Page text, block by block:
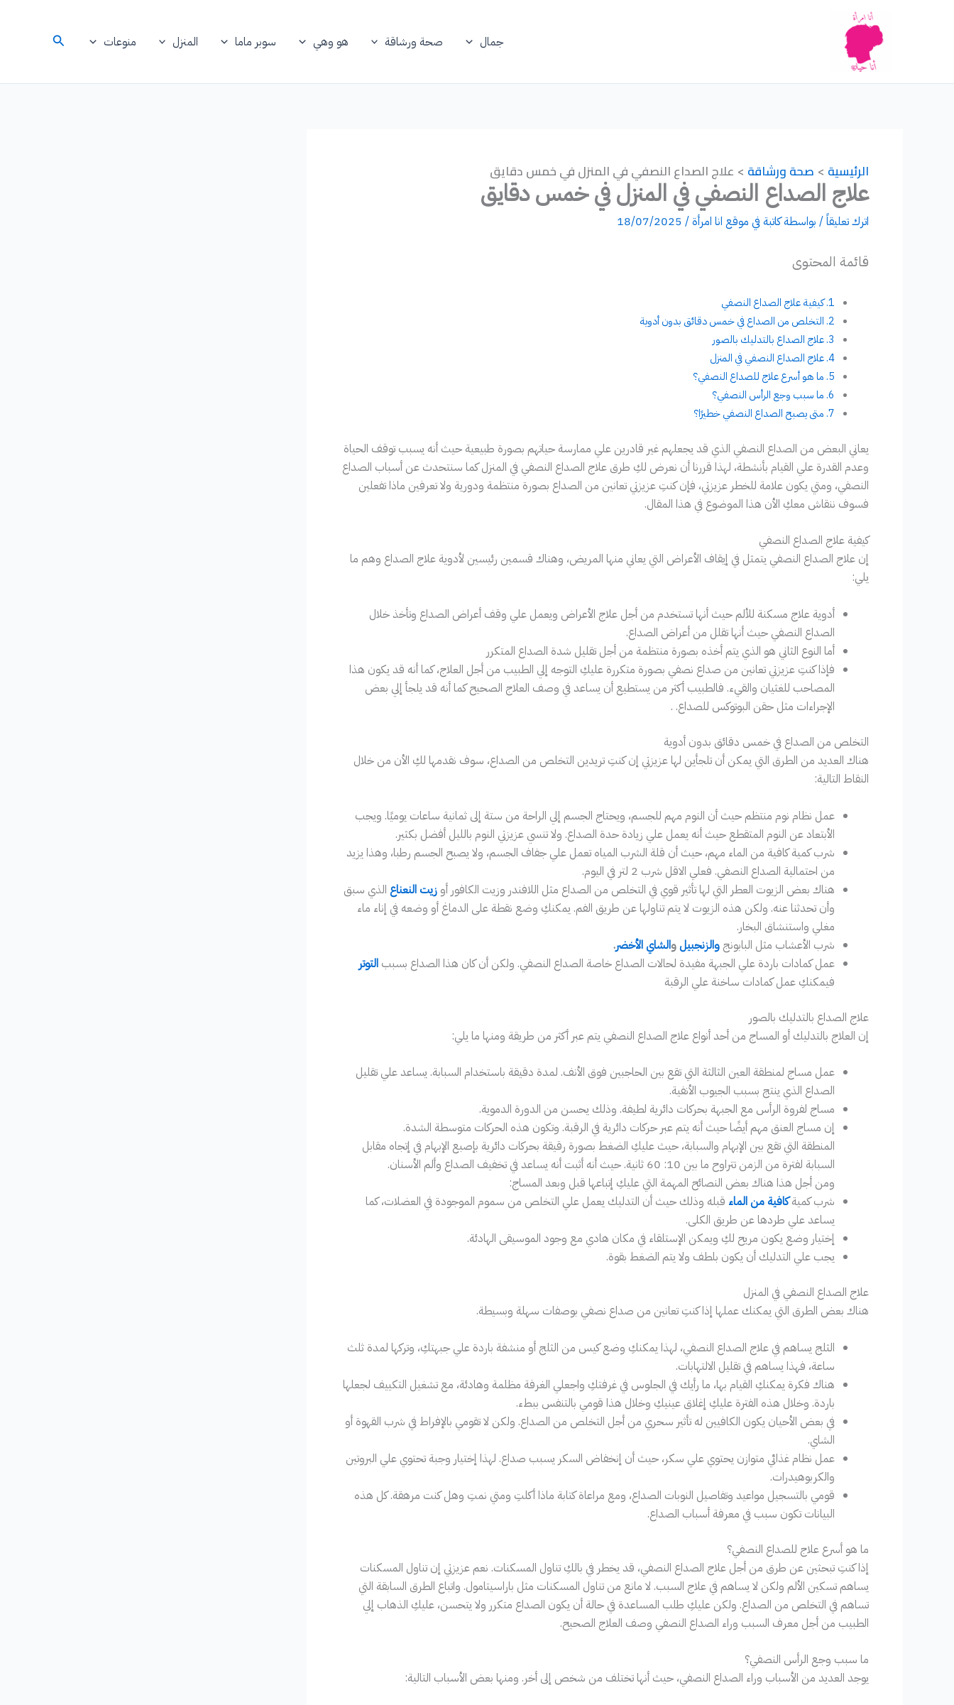
جمال صحة ورشاقة هو وهي سوبر ماما المنزل منوعات البحث
الرئيسية صحة ورشاقة علاج الصداع النصفي في المنزل في خمس دقايق
علاج الصداع النصفي في المنزل في خمس دقايق
اترك تعليقاً/ بواسطة كاتبة في موقع انا امرأة/
18/07/2025
قائمة المحتوى
كيفية علاج الصداع النصفي
التخلص من الصداع في خمس دقائق بدون أدوية
علاج الصداع بالتدليك بالصور
علاج الصداع النصفي في المنزل
ما هو أسرع علاج للصداع النصفي؟
ما سبب وجع الرأس النصفي؟
متى يصبح الصداع النصفي خطيرًا؟
يعاني البعض من الصداع النصفي الذي قد يجعلهم غير قادرين علي ممارسة حياتهم بصورة طبيعية حيث أنه يسبب توقف الحياة
وعدم القدرة علي القيام بأنشطة، لهذا قررنا أن نعرض لكِ طرق علاج الصداع النصفي في المنزل كما سنتحدث عن أسباب الصداع
النصفي، ومتي يكون علامة للخطر عزيزتي، فإن كنتِ عزيزتي تعانين من الصداع بصورة منتظمة ودورية ولا تعرفين ماذا تفعلين
فسوف ننقاش معكِ الأن هذا الموضوع في هذا المقال.
كيفية علاج الصداع النصفي
إن علاج الصداع النصفي يتمثل في إيقاف الأعراض التي يعاني منها المريض، وهناك قسمين رئيسين لأدوية علاج الصداع وهم ما
يلي:
أدوية علاج مسكنة للألم حيث أنها تستخدم من أجل علاج الأعراض ويعمل علي وقف أعراض الصداع وتأخذ خلال
الصداع النصفي حيث أنها تقلل من أعراض الصداع.
أما النوع الثاني هو الذي يتم أخذه بصورة منتظمة من أجل تقليل شدة الصداع المتكرر
فإذا كنتِ عزيزتي تعانين من صداع نصفي بصورة متكررة عليكِ التوجه إلي الطبيب من أجل العلاج، كما أنه قد يكون هذا
المصاحب للغثيان والقيء. فالطبيب أكثر من يستطيع أن يساعد في وصف العلاج الصحيح كما أنه قد يلجأ إلي بعض
الإجراءات مثل حقن البوتوكس للصداع. .
التخلص من الصداع في خمس دقائق بدون أدوية
هناك العديد من الطرق التي يمكن أن تلجأين لها عزيزتي إن كنتِ تريدين التخلص من الصداع، سوف نقدمها لكِ الأن من خلال
النقاط التالية:
عمل نظام نوم منتظم حيث أن النوم مهم للجسم، ويحتاج الجسم إلي الراحة من ستة إلى ثمانية ساعات يوميًا. ويجب
الأبتعاد عن النوم المتقطع حيث أنه يعمل علي زيادة حدة الصداع. ولا تنسي عزيزتي النوم بالليل أفضل بكثير.
شرب كمية كافية من الماء مهم، حيث أن قلة الشرب المياه تعمل علي جفاف الجسم، ولا يصبح الجسم رطبا، وهذا يزيد
من احتمالية الصداع النصفي. فعلي الاقل شرب 2 لتر في اليوم.
هناك بعض الزيوت العطر التي لها تأثير قوي في التخلص من الصداع مثل اللافندر وزيت الكافور أو زيت النعناع الذي سبق
وأن تحدثنا عنه. ولكن هذه الزيوت لا يتم تناولها عن طريق الفم. يمكنكِ وضع نقطة على الدماغ أو وضعه في إناء ماء
مغلي واستنشاق البخار.
شرب الأعشاب مثل البابونج والزنجبيلوالشاي الأخضر.
عمل كمادات باردة علي الجبهة مفيدة لحالات الصداع خاصة الصداع النصفي. ولكن أن كان هذا الصداع بسبب التوتر
فيمكنكِ عمل كمادات ساخنة علي الرقبة
علاج الصداع بالتدليك بالصور
إن العلاج بالتدليك أو المساج من أحد أنواع علاج الصداع النصفي يتم عبر أكثر من طريقة ومنها ما يلي:
عمل مساج لمنطقة العين الثالثة التي تقع بين الحاجبين فوق الأنف. لمدة دقيقة باستخدام السبابة. يساعد علي تقليل
الصداع الذي ينتج بسبب الجيوب الأنفية.
مساج لفروة الرأس مع الجبهة بحركات دائرية لطيفة. وذلك يحسن من الدورة الدموية.
إن مساج العنق مهم أيضًا حيث أنه يتم عبر حركات دائرية في الرقبة. وتكون هذه الحركات متوسطة الشدة.
المنطقة التي تقع بين الإبهام والسبابة، حيث عليكِ الضغط بصورة رقيقة بحركات دائرية بإصبع الإبهام في إتجاه مقابل
السبابة لفترة من الزمن تتراوح ما بين 10: 60 ثانية. حيث أنه أثبت أنه يساعد في تخفيف الصداع وألم الأسنان.
ومن أجل هذا هناك بعض النصائح المهمة التي عليكِ إتباعها قبل وبعد المساج:
شرب كميةكافية من الماء قبله وذلك حيث أن التدليك يعمل علي التخلص من سموم الموجودة في العضلات، كما
يساعد علي طردها عن طريق الكلى.
إختيار وضع يكون مريح لكِ ويمكن الإستلقاء في مكان هادي مع وجود الموسيقى الهادئة.
يجب علي التدليك أن يكون بلطف ولا يتم الضغط بقوة.
علاج الصداع النصفي في المنزل
هناك بعض الطرق التي يمكنك عملها إذا كنتِ تعانين من صداع نصفي بوصفات سهلة وبسيطة.
الثلج يساهم في علاج الصداع النصفي، لهذا يمكنكِ وضع كيس من الثلج أو منشفة باردة علي جبهتكِ، وتركها لمدة ثلث
ساعة، فهذا يساهم في تقليل الالتهابات.
هناك فكرة يمكنكِ القيام بها، ما رأيك في الجلوس في غرفتكِ واجعلي الغرفة مظلمة وهادئة، مع تشغيل التكييف لجعلها
باردة. وخلال هذه الفترة عليكِ إغلاق عينيكِ وخلال هذا قومي بالتنفس ببطء.
في بعض الأحيان يكون الكافيين له تأثير سحري من أجل التخلص من الصداع. ولكن لا تقومي بالإفراط في شرب القهوة أو
الشاي.
عمل نظام غذائي متوازن يحتوي علي سكر، حيث أن إنخفاض السكر يسبب صداع. لهذا إختيار وجبة تحتوي علي البروتين
والكربوهيدرات.
قومي بالتسجيل مواعيد وتفاصيل النوبات الصداع، ومع مراعاة كتابة ماذا أكلتِ ومتي نمتِ وهل كنت مرهقة. كل هذه
البيانات تكون سبب في معرفة أسباب الصداع.
ما هو أسرع علاج للصداع النصفي؟
إذا كنتِ تبحثين عن طرق من أجل علاج الصداع النصفي، قد يخطر في بالكِ تناول المسكنات. نعم عزيزتي إن تناول المسكنات
يساهم تسكين الألم ولكن لا يساهم في علاج السبب. لا مانع من تناول المسكنات مثل باراسيتامول. واتباع الطرق السابقة التي
تساهم في التخلص من الصداع. ولكن عليكِ طلب المساعدة في حالة أن يكون الصداع متكرر ولا يتحسن، عليكِ الذهاب إلي
الطبيب من أجل معرف السبب وراء الصداع النصفي وصف العلاج الصحيح.
ما سبب وجع الرأس النصفي؟
يوجد العديد من الأسباب وراء الصداع النصفي، حيث أنها تختلف من شخص إلى أخر. ومنها بعض الأسباب التالية: